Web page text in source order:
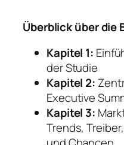
Überblick über
Kapitel 1:
der Studie
Kapitel 2:
Executive
Kapitel 3:
Trends,